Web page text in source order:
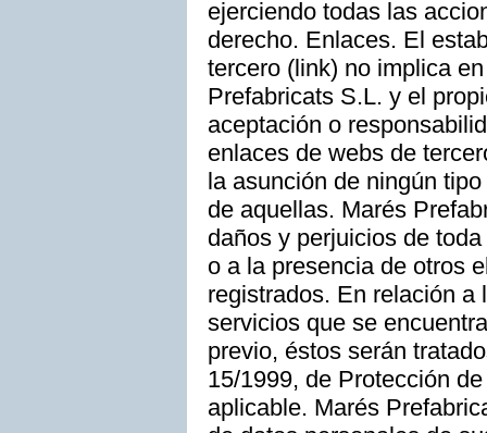
ejerciendo todas las
derecho. Enlaces. El
tercero (link) no implica
Prefabricats S.L. y el
aceptación o
enlaces de webs de
la asunción de ningún
de aquellas. Marés
daños y perjuicios de
o a la presencia de otros
registrados. En relación a
servicios que se
previo, éstos serán
15/1999, de Protección
aplicable. Marés